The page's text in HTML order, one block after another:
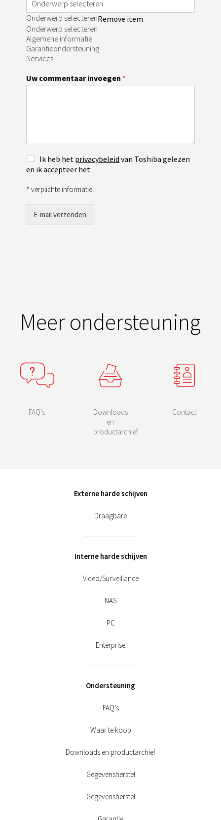
Onderwerp selecterenRemove item
Onderwerp selecteren
Algemene informatie
Garantieondersteuning
Services
Uw commentaar invoegen *
T
e
m
Ik heb het privacybeleid van Toshiba gelezen
en ik accepteer het.
* verplichte informatie
E-mail verzenden
Meer ondersteuning
FAQ’s
Downloads
en
productarchief
Contact
Externe harde schijven
Draagbare
Interne harde schijven
Video/Surveillance
NAS
PC
Enterprise
Ondersteuning
FAQ’s
Waar te koop
Downloads en productarchief
Gegevensherstel
Gegevensherstel